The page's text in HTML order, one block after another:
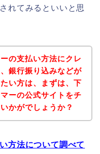
れてみるといいと思
の支払い方法にクレ
銀行振り込みなどが
い方は、まずは、下
ーの公式サイトをチ
かがでしょうか？
方法について調べて